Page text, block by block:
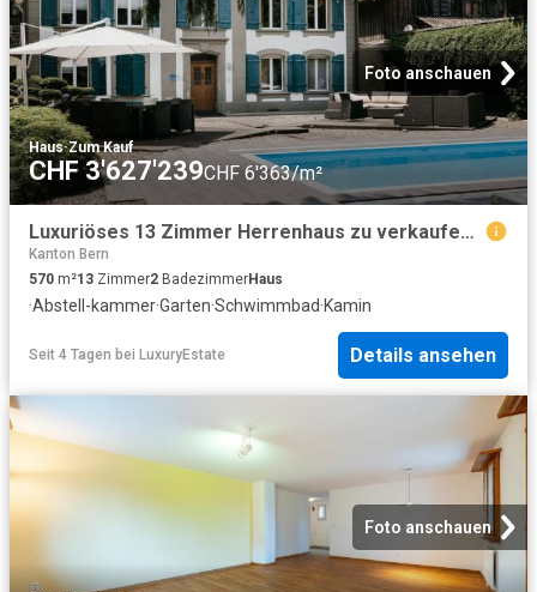
Foto anschauen
Haus·Zum Kauf
CHF 3'627'239CHF 6'363/m²
Luxuriöses 13 Zimmer Herrenhaus zu verkaufen Fuschrainweg 20, Ittigen, Kanton Bern
Kanton Bern
570 m²13 Zimmer2 BadezimmerHaus
·Abstell-kammer·Garten·Schwimmbad·Kamin
Seit 4 Tagen bei LuxuryEstate Details ansehen
Foto anschauen